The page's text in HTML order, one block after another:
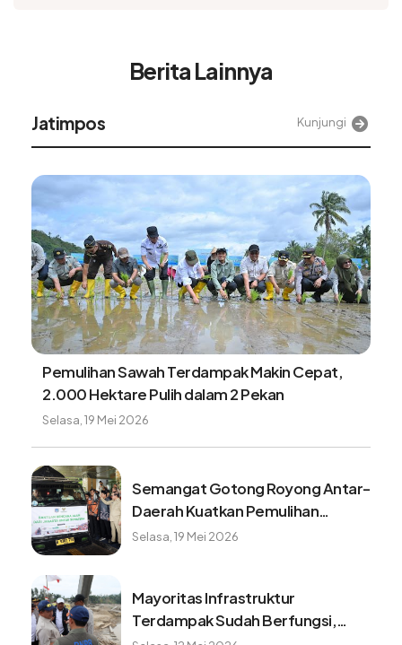
Berita Lainnya
Alinea Kunjungi
Dari tali baja ke jembatan perintis, akses aman
warga Desa Sikundo segera terwujud
Minggu, 9 Agustus 2026
Tangki BBM Hampir Kosong Bisa
Merusak Kendaran, Benarkah?
Minggu, 9 Agustus 2026
Benarkah minum kopi setiap pagi
baik untuk kesehatan? ini faktanya